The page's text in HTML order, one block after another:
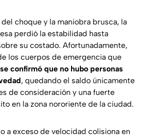
choque y la maniobra brusca, la
perdió la estabilidad hasta
su costado. Afortunadamente,
los cuerpos de emergencia que
se confirmó que no hubo personas
, quedando el saldo únicamente
de consideración y una fuerte
en la zona nororiente de la ciudad.
a exceso de velocidad colisiona en